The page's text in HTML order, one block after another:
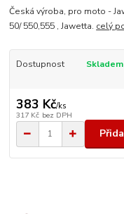
Česká výroba, pro moto -
50/ 550,555 , Jawetta. celý
Dostupnost Skladem
383 Kč/ks
317 Kč bez DPH